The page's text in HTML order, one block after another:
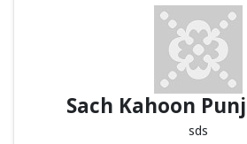
Sach Kahoon
sds